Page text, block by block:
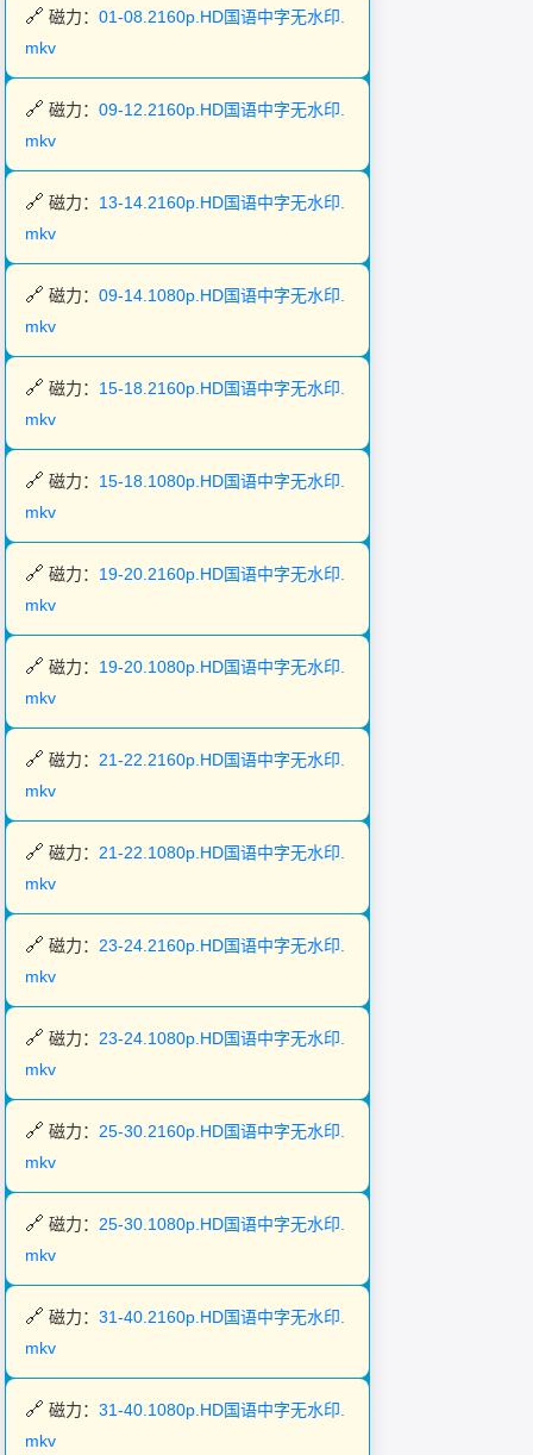
磁力：01-08.2160p.HD国语中字无水印.
mkv
磁力：09-12.2160p.HD国语中字无水印.
mkv
磁力： 13-14.2160p.HD国语中字无水印.
mkv
磁力：09-14.1080p.HD国语中字无水印.
mkv
磁力： 15-18.2160p.HD国语中字无水印.
mkv
磁力： 15-18.1080p.HD国语中字无水印.
mkv
磁力： 19-20.2160p.HD国语中字无水印.
mkv
磁力： 19-20.1080p.HD国语中字无水印.
mkv
磁力： 21-22.2160p.HD国语中字无水印.
mkv
磁力： 21-22.1080p.HD国语中字无水印.
mkv
磁力： 23-24.2160p.HD国语中字无水印.
mkv
磁力： 23-24.1080p.HD国语中字无水印.
mkv
磁力： 25-30.2160p.HD国语中字无水印.
mkv
磁力： 25-30.1080p.HD国语中字无水印.
mkv
磁力：31-40.2160p.HD国语中字无水印.
mkv
磁力：31-40.1080p.HD国语中字无水印.
mkv